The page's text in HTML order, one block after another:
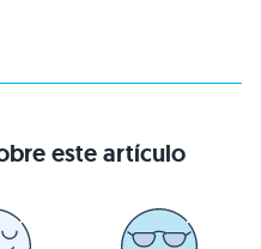
este artículo